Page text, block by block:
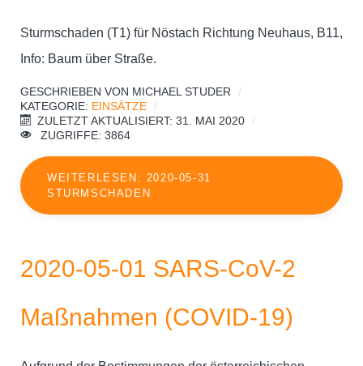
Sturmschaden (T1) für Nöstach Richtung Neuhaus, B11,
Info: Baum über Straße.
GESCHRIEBEN VON MICHAEL STUDER
KATEGORIE: EINSÄTZE
ZULETZT AKTUALISIERT: 31. MAI 2020
ZUGRIFFE: 3864
WEITERLESEN: 2020-05-31
STURMSCHADEN
2020-05-01 SARS-CoV-2
Maßnahmen (COVID-19)